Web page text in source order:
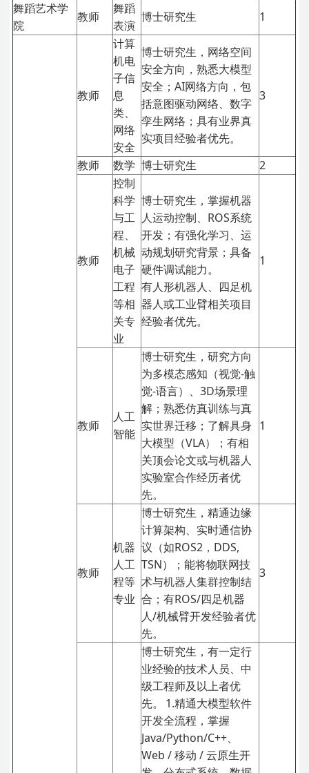
舞蹈艺术学
院
教师
舞蹈
表演
博士研究生 1
教师
计算
机电
子信
息
类、
网络
安全
博士研究生，网络空间
安全方向，熟悉大模型
安全；AI网络方向，包
括意图驱动网络、数字
孪生网络；具有业界真
实项目经验者优先。
3
教师 数学 博士研究生 2
教师
控制
科学
与工
程、
机械
电子
工程
等相
关专
业
博士研究生，掌握机器
人运动控制、ROS系统
开发；有强化学习、运
动规划研究背景；具备
硬件调试能力。
有人形机器人、四足机
器人或工业臂相关项目
经验者优先。
1
教师
人工
智能
博士研究生，研究方向
为多模态感知（视觉-触
觉-语言）、3D场景理
解；熟悉仿真训练与真
实世界迁移；了解具身
大模型（VLA）；有相
关顶会论文或与机器人
实验室合作经历者优
先。
1
教师
机器
人工
程等
专业
博士研究生，精通边缘
计算架构、实时通信协
议（如ROS2，DDS,
TSN）；能将物联网技
术与机器人集群控制结
合；有ROS/四足机器
人/机械臂开发经验者优
先。
3
博士研究生，有一定行
业经验的技术人员、中
级工程师及以上者优
先。
1.精通大模型软件
开发全流程，掌握
Java/Python/C++、
Web / 移动 / 云原生开